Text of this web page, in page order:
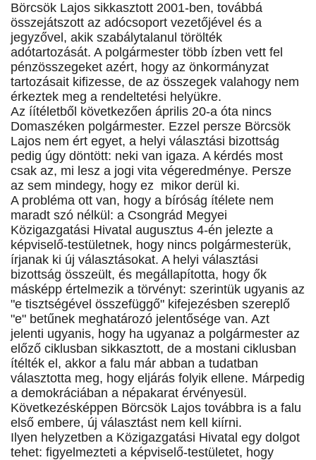
Börcsök Lajos sikkasztott 2001-ben, továbbá
összejátszott az adócsoport vezetőjével és a
jegyzővel, akik szabálytalanul törölték
adótartozását. A polgármester több ízben vett fel
pénzösszegeket azért, hogy az önkormányzat
tartozásait kifizesse, de az összegek valahogy nem
érkeztek meg a rendeltetési helyükre.
Az íítéletből következően április 20-a óta nincs
Domaszéken polgármester. Ezzel persze Börcsök
Lajos nem ért egyet, a helyi választási bizottság
pedig úgy döntött: neki van igaza. A kérdés most
csak az, mi lesz a jogi vita végeredménye. Persze
az sem mindegy, hogy ez mikor derül ki.
A probléma ott van, hogy a bíróság ítélete nem
maradt szó nélkül: a Csongrád Megyei
Közigazgatási Hivatal augusztus 4-én jelezte a
képviselő-testületnek, hogy nincs polgármesterük,
írjanak ki új választásokat. A helyi választási
bizottság összeült, és megállapította, hogy ők
másképp értelmezik a törvényt: szerintük ugyanis az
"e tisztségével összefüggő" kifejezésben szereplő
"e" betűnek meghatározó jelentősége van. Azt
jelenti ugyanis, hogy ha ugyanaz a polgármester az
előző ciklusban sikkasztott, de a mostani ciklusban
ítélték el, akkor a falu már abban a tudatban
választotta meg, hogy eljárás folyik ellene. Márpedig
a demokráciában a népakarat érvényesül.
Következésképpen Börcsök Lajos továbbra is a falu
első embere, új választást nem kell kiírni.
Ilyen helyzetben a Közigazgatási Hivatal egy dolgot
tehet: figyelmezteti a képviselő-testületet, hogy